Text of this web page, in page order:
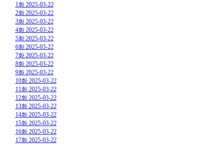
1화 2025-03-22
2화 2025-03-22
3화 2025-03-22
4화 2025-03-22
5화 2025-03-22
6화 2025-03-22
7화 2025-03-22
8화 2025-03-22
9화 2025-03-22
10화 2025-03-22
11화 2025-03-22
12화 2025-03-22
13화 2025-03-22
14화 2025-03-22
15화 2025-03-22
16화 2025-03-22
17화 2025-03-22